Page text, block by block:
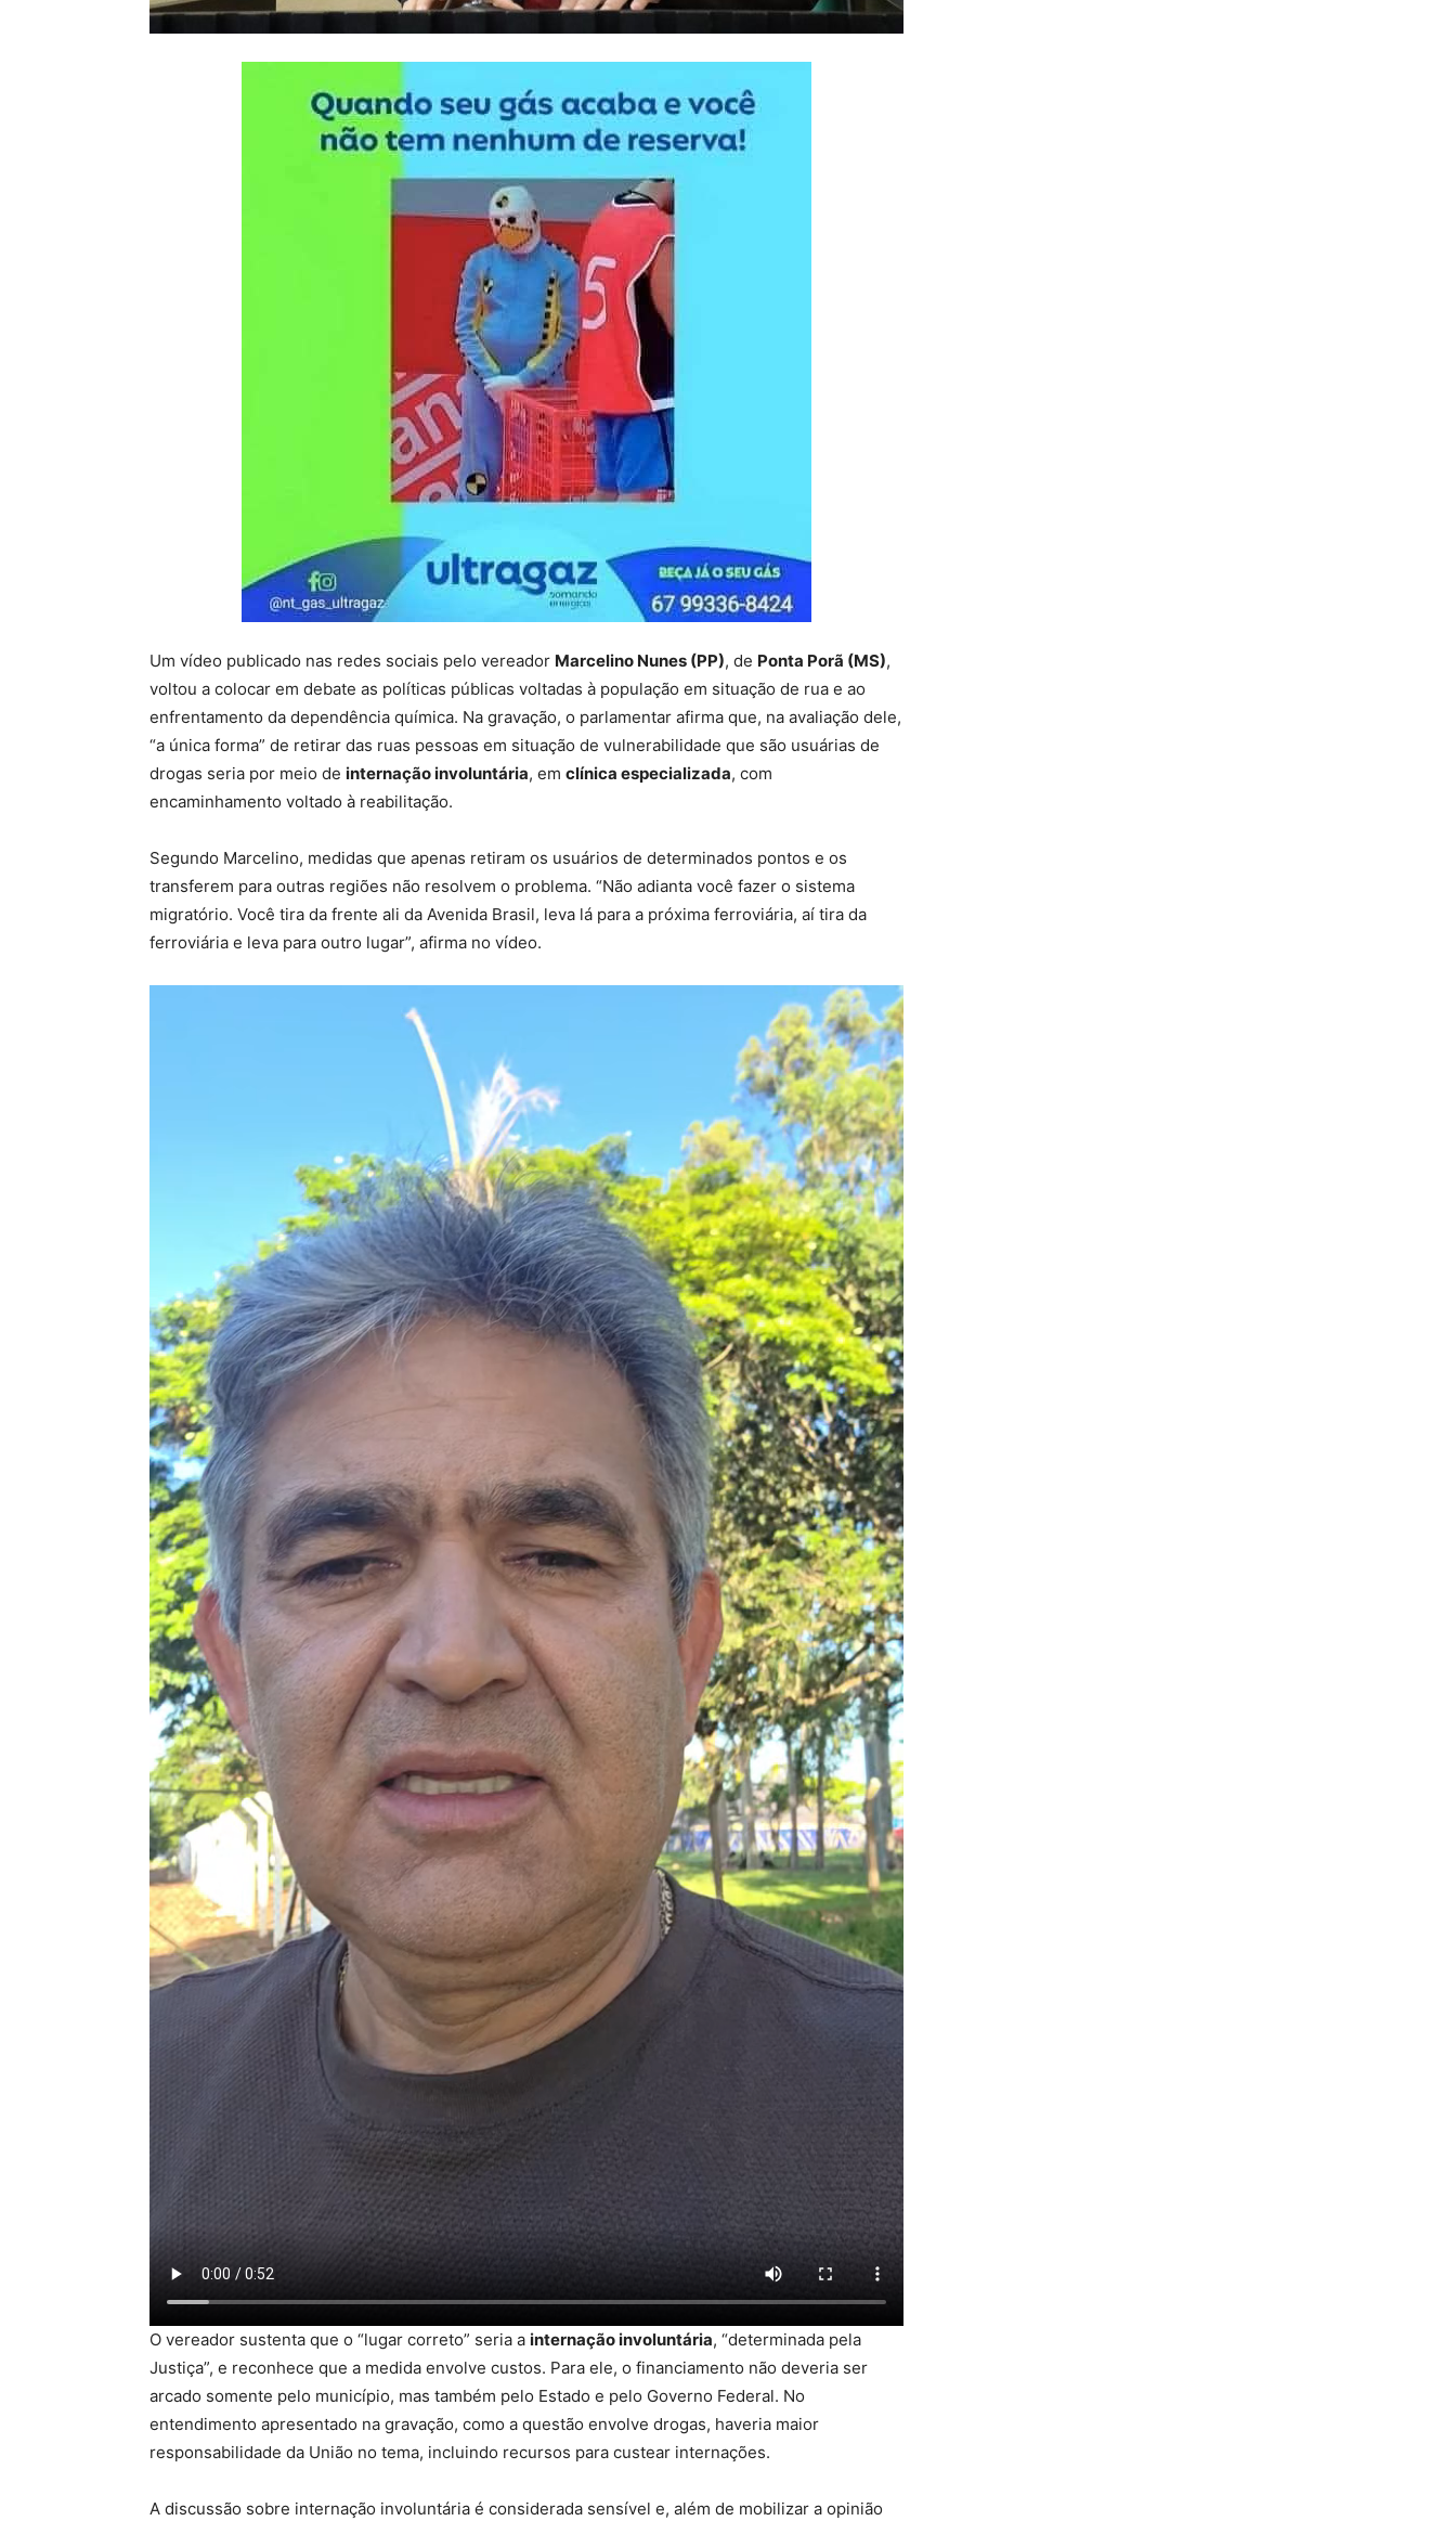
Um vídeo publicado nas redes sociais pelo vereador Marcelino Nunes (PP), de Ponta Porã (MS),
voltou a colocar em debate as políticas públicas voltadas à população em situação de rua e ao
enfrentamento da dependência química. Na gravação, o parlamentar afirma que, na avaliação dele,
“a única forma” de retirar das ruas pessoas em situação de vulnerabilidade que são usuárias de
drogas seria por meio de internação involuntária, em clínica especializada, com
encaminhamento voltado à reabilitação.
Segundo Marcelino, medidas que apenas retiram os usuários de determinados pontos e os
transferem para outras regiões não resolvem o problema. “Não adianta você fazer o sistema
migratório. Você tira da frente ali da Avenida Brasil, leva lá para a próxima ferroviária, aí tira da
ferroviária e leva para outro lugar”, afirma no vídeo.
O vereador sustenta que o “lugar correto” seria a internação involuntária, “determinada pela
Justiça”, e reconhece que a medida envolve custos. Para ele, o financiamento não deveria ser
arcado somente pelo município, mas também pelo Estado e pelo Governo Federal. No
entendimento apresentado na gravação, como a questão envolve drogas, haveria maior
responsabilidade da União no tema, incluindo recursos para custear internações.
A discussão sobre internação involuntária é considerada sensível e, além de mobilizar a opinião